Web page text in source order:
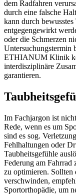
dem Radfahren
durch eine falsche
kann durch
entgegengewirkt
oder die Schmerzen
Untersuchungstermin
ETHIANUM Klinik
interdisziplinäre
garantieren.
Im Fachjargon ist
Rede, wenn es um
sind es sog.
Fehlhaltungen oder
Taubheitsgefühle
Federung am Fahrrad
zu optimieren. Sollten
verschwinden,
Sportorthopädie, um